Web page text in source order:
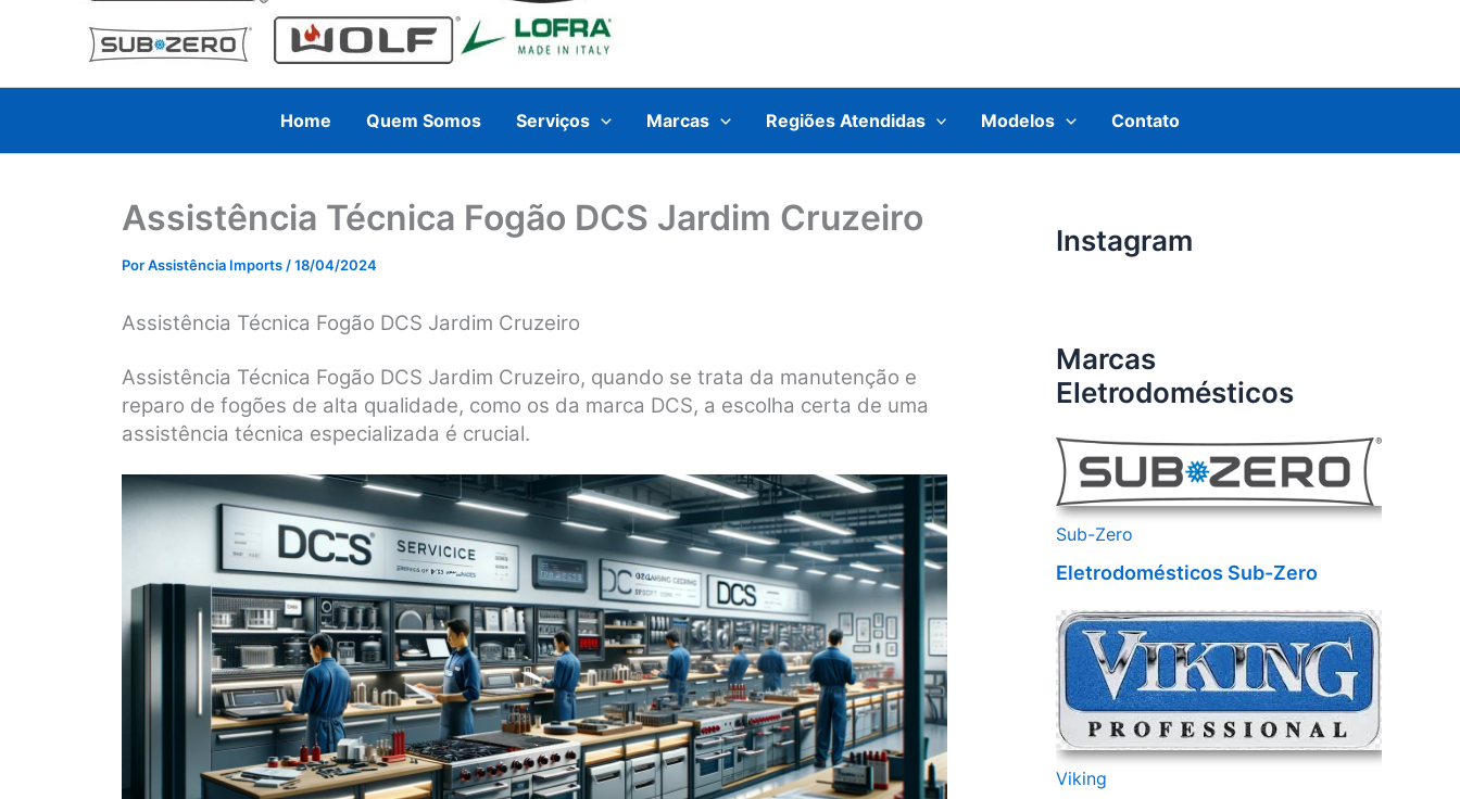
Home Quem Somos Serviços Marcas Regiões Atendidas Modelos Contato
Assistência Técnica Fogão DCS Jardim Cruzeiro
PorAssistência Imports /18/04/2024
Assistência Técnica Fogão DCS Jardim Cruzeiro
Assistência Técnica Fogão DCS Jardim Cruzeiro, quando se trata da manutenção e
reparo de fogões de alta qualidade, como os da marca DCS, a escolha certa de uma
assistência técnica especializada é crucial.
Instagram
Marcas
Eletrodomésticos
Sub-Zero
Eletrodomésticos Sub-Zero
Viking